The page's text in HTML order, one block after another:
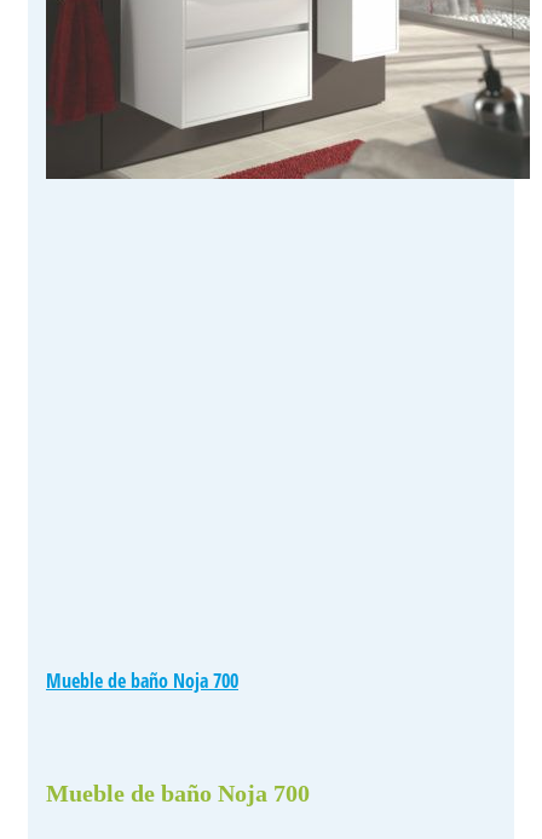
Mueble de baño Noja 700
Mueble de baño Noja 700